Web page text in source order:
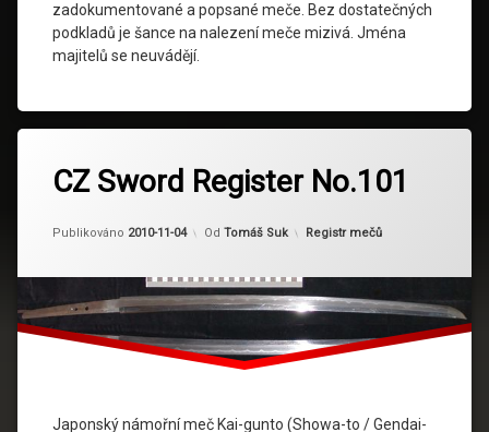
zadokumentované a popsané meče. Bez dostatečných
podkladů je šance na nalezení meče mizivá. Jména
majitelů se neuvádějí.
CZ Sword Register No.101
Publikováno 2010-11-04 Od Tomáš Suk Kategorie:
Registr mečů
Japonský námořní meč Kai-gunto (Showa-to / Gendai-